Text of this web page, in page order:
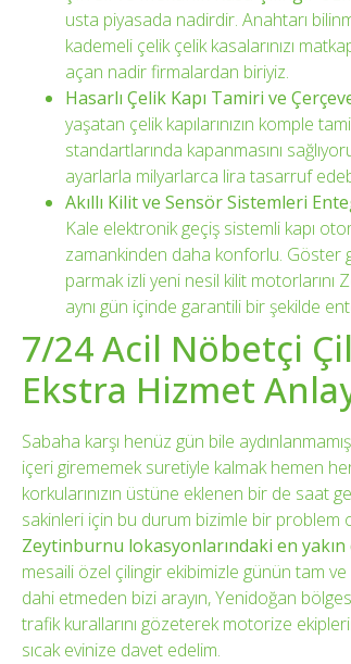
usta piyasada nadirdir. Anahtarı
kademeli çelik çelik kasalarınızı
açan nadir firmalardan biriyiz.
Hasarlı Çelik Kapı Tamiri ve
yaşatan çelik kapılarınızın komple
standartlarında kapanmasını
ayarlarla milyarlarca lira tasarruf
Akıllı Kilit ve Sensör Sistemleri
Kale elektronik geçiş sistemli kapı
zamankinden daha konforlu. Göster
parmak izli yeni nesil kilit
aynı gün içinde garantili bir şekilde
7/24 Acil Nöbetçi
Ekstra Hizmet
Sabaha karşı henüz gün bile
içeri girememek suretiyle kalmak hemen
korkularınızın üstüne eklenen bir de saat
sakinleri için bu durum bizimle bir problem
Zeytinburnu lokasyonlarındaki en yakın
mesaili özel çilingir ekibimizle günün tam
dahi etmeden bizi arayın, Yenidoğan
trafik kurallarını gözeterek motorize
sıcak evinize davet edelim.